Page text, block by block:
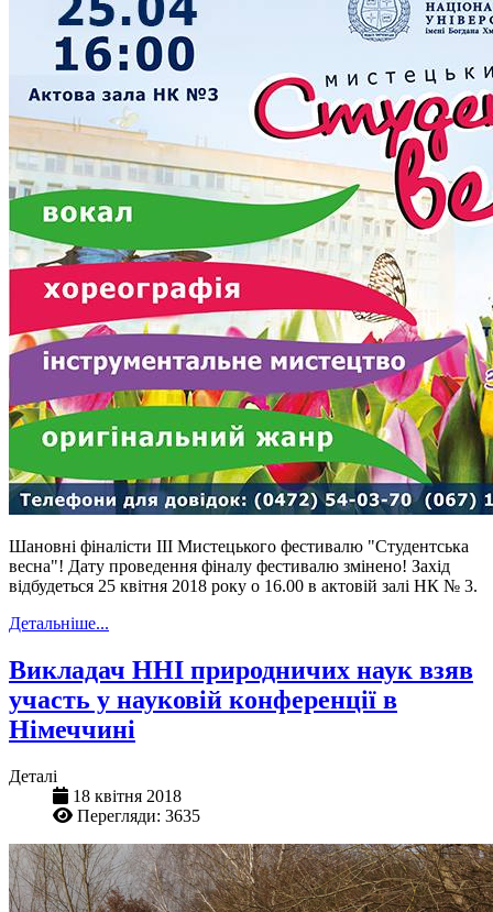
Шановні фіналісти ІІІ Мистецького фестивалю "Студентська
весна"! Дату проведення фіналу фестивалю змінено! Захід
відбудеться 25 квітня 2018 року о 16.00 в актовій залі НК № 3.
Детальніше...
Викладач ННІ природничих наук взяв
участь у науковій конференції в
Німеччині
Деталі
18 квітня 2018
Перегляди: 3635